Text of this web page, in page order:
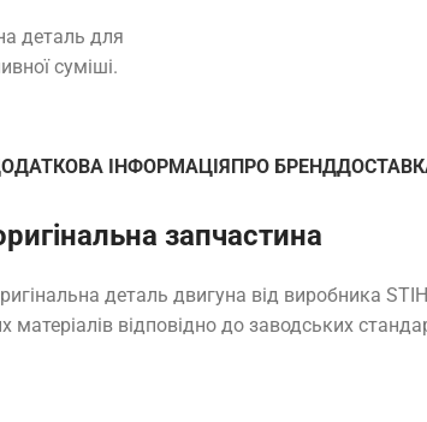
деталь для
суміші.
ІНФОРМАЦІЯПРО БРЕНД
запчастина
деталь двигуна від виробника
відповідно до заводських